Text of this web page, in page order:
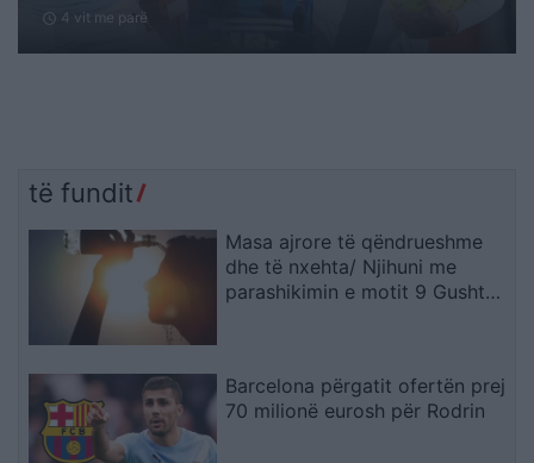
schedule 4 vit me parë
të fundit
Masa ajrore të qëndrueshme
dhe të nxehta/ Njihuni me
parashikimin e motit 9 Gusht
Barcelona përgatit ofertën prej
70 milionë eurosh për Rodrin